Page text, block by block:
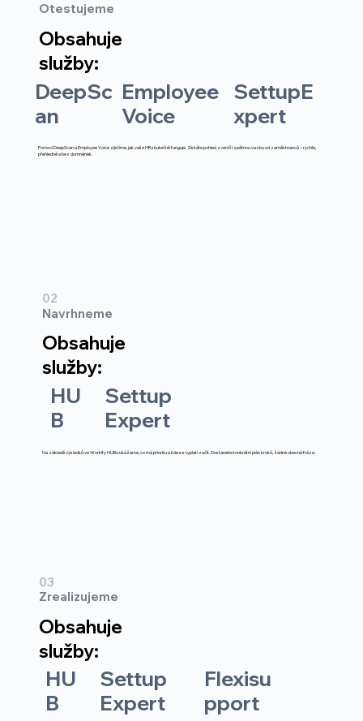
Dostanete plnou podporu
Otestujeme
Obsahuje
služby:
DeepSc
an
Employee
Voice
SettupE
xpert
Pomocí DeepScan a Employee Voice zjistíme, jak vaše HR skutečně funguje. Získáte pohled zvenčí i zpětnou vazbu od zaměstnanců – rychle,
přehledně a bez domněnek.
03
Zrealizujeme
Obsahuje
služby:
HU
B
Settup
Expert
Flexisu
pport
02
Navrhneme
Obsahuje
služby:
HU
B
Settup
Expert
Na základě výsledků ve Workify HUBu ukážeme, co má prioritu a kde se vyplatí začít. Dostanete konkrétní plán kroků, žádné obecné fráze.